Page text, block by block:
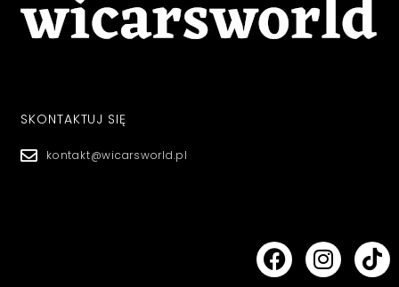
SKONTAKTUJ SIĘ
kontakt@wicarsworld.pl